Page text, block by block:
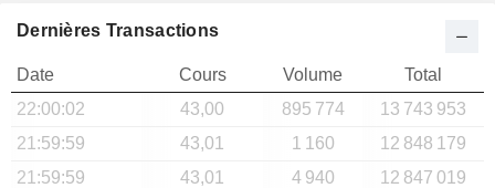
Dernières Transactions
Date Cours Volume
Total
22:00:02
43,00 895 774
13 743 953
21:59:59
43,01 1 160
12 848 179
21:59:59
43,01 4 940
12 847 019